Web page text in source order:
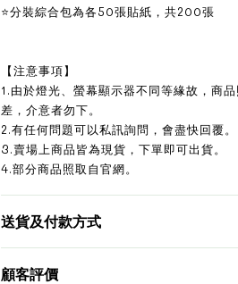
⭐️分裝綜合包為各50張貼紙，共200張
【注意事項】
1.由於燈光、螢幕顯示器不同等緣故，商
差，介意者勿下。
2.有任何問題可以私訊詢問，會盡快回覆。
3.賣場上商品皆為現貨，下單即可出貨。
4.部分商品照取自官網。
送貨及付款方式
顧客評價